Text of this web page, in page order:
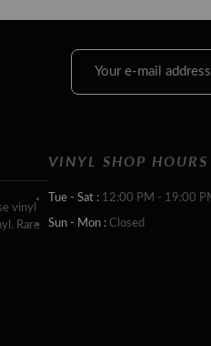
vinyl
Rare
VINYL SHOP HOURS
Tue - Sat : 12:00 PM - 19:00
Sun - Mon : Closed